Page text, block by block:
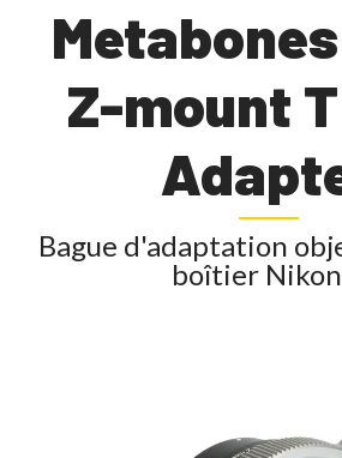
Z-mount T
Bague d'adaptation
boîtier